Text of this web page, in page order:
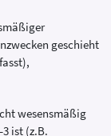
geschieht
wesensmäßig
ist (z.B.